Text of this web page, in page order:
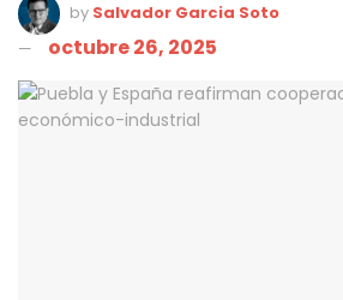
by Salvador Garcia Soto
octubre 26, 2025